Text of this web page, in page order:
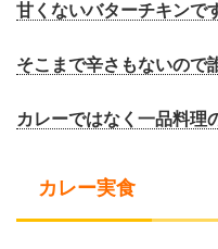
甘くないバターチキンで
そこまで辛さもないので
カレーではなく一品料理
カレー実食